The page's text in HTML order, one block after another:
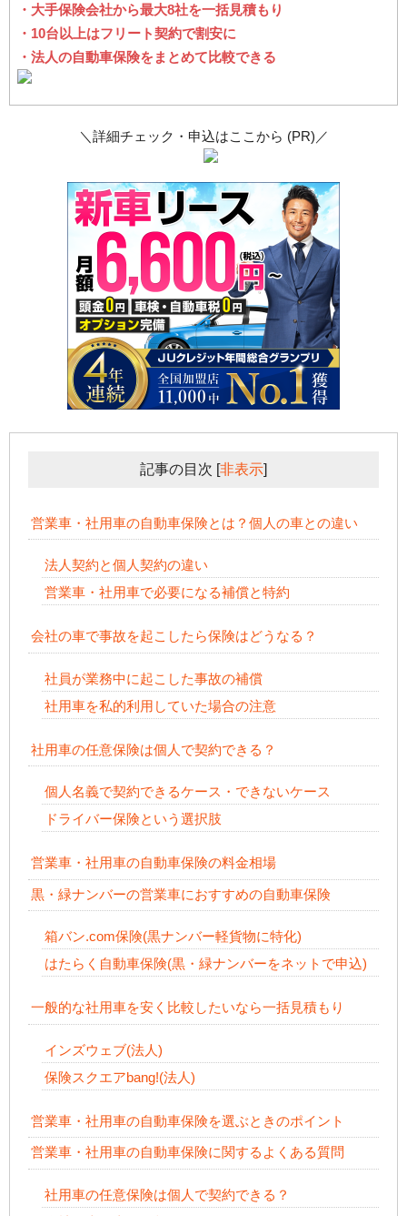
・大手保険会社から最大8社を一括見積もり
・10台以上はフリート契約で割安に
・法人の自動車保険をまとめて比較できる
＼詳細チェック・申込はここから (PR)／
記事の目次 [非表示]
営業車・社用車の自動車保険とは？個人の車との違い
法人契約と個人契約の違い
営業車・社用車で必要になる補償と特約
会社の車で事故を起こしたら保険はどうなる？
社員が業務中に起こした事故の補償
社用車を私的利用していた場合の注意
社用車の任意保険は個人で契約できる？
個人名義で契約できるケース・できないケース
ドライバー保険という選択肢
営業車・社用車の自動車保険の料金相場
黒・緑ナンバーの営業車におすすめの自動車保険
箱バン.com保険(黒ナンバー軽貨物に特化)
はたらく自動車保険(黒・緑ナンバーをネットで申込)
一般的な社用車を安く比較したいなら一括見積もり
インズウェブ(法人)
保険スクエアbang!(法人)
営業車・社用車の自動車保険を選ぶときのポイント
営業車・社用車の自動車保険に関するよくある質問
社用車の任意保険は個人で契約できる？